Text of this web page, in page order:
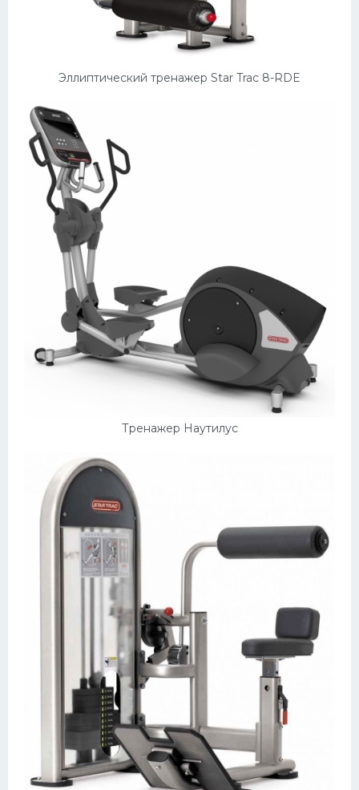
Эллиптический тренажер Star Trac 8-RDE
Тренажер Наутилус